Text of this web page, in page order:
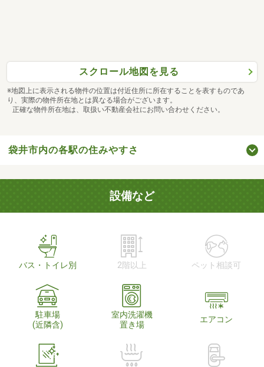
スクロール地図を見る
※地図上に表示される物件の位置は付近住所に所在することを表すものであ
り、実際の物件所在地とは異なる場合がございます。
正確な物件所在地は、取扱い不動産会社にお問い合わせください。
袋井市内の各駅の住みやすさ
設備など
バス・トイレ別 2階以上 ペット相談可
駐車場
(近隣含)
室内洗濯機
置き場
エアコン